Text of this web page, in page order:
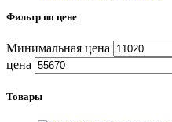
Фильтр по цене
Минимальная цена
цена
Товары